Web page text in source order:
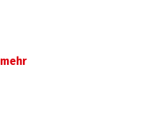
mehr